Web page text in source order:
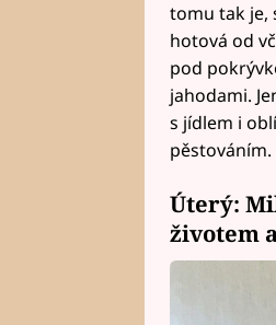
tomu tak je,
hotová od
pod
jahodami.
s jídlem i
pěstováním.
Úterý:
životem